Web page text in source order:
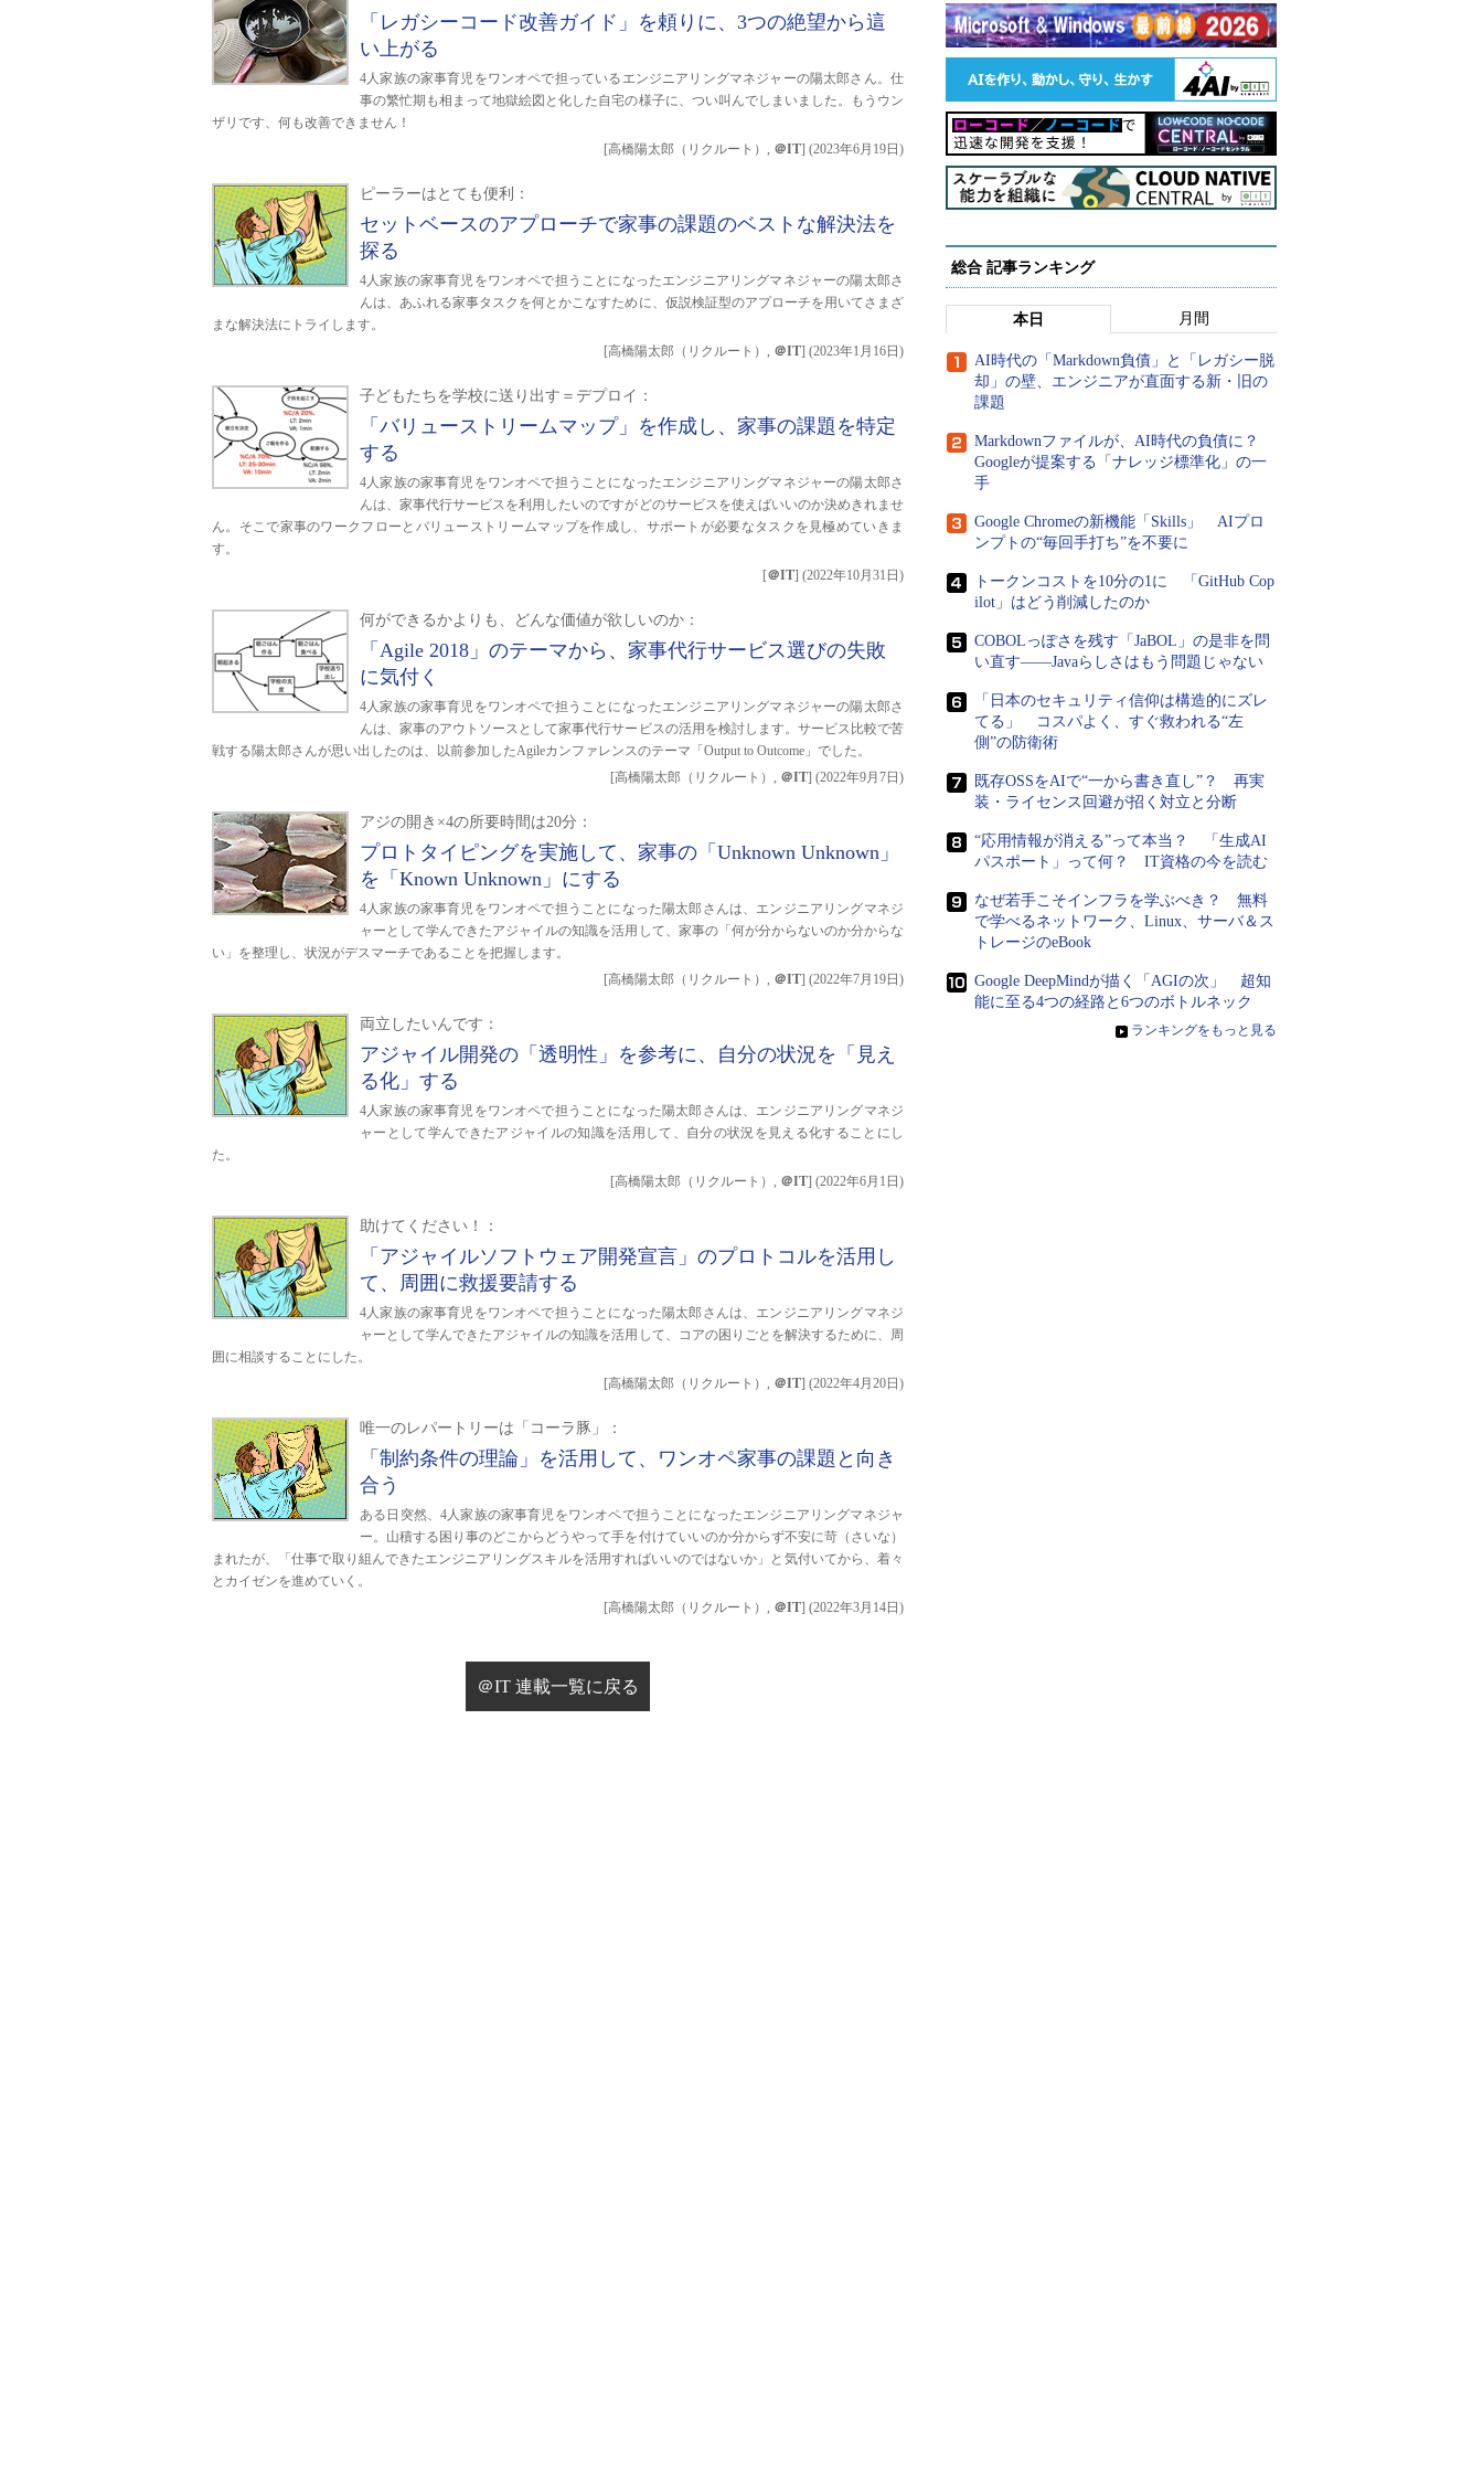
「レガシーコード改善ガイド」を頼りに、3つの絶望から這
い上がる
4人家族の家事育児をワンオペで担っているエンジニアリングマネジャーの陽太郎さん。仕
事の繁忙期も相まって地獄絵図と化した自宅の様子に、つい叫んでしまいました。もうウン
ザリです、何も改善できません！
[高橋陽太郎（リクルート）, ＠IT] (2023年6月19日 )
ピーラーはとても便利：
セットベースのアプローチで家事の課題のベストな解決法を
探る
4人家族の家事育児をワンオペで担うことになったエンジニアリングマネジャーの陽太郎さ
んは、あふれる家事タスクを何とかこなすために、仮説検証型のアプローチを用いてさまざ
まな解決法にトライします。
[高橋陽太郎（リクルート）, ＠IT] (2023年1月16日 )
子どもたちを学校に送り出す＝デプロイ：
「バリューストリームマップ」を作成し、家事の課題を特定
する
4人家族の家事育児をワンオペで担うことになったエンジニアリングマネジャーの陽太郎さ
んは、家事代行サービスを利用したいのですがどのサービスを使えばいいのか決めきれませ
ん。そこで家事のワークフローとバリューストリームマップを作成し、サポートが必要なタスクを見極めていきま
す。
[＠IT] (2022年10月31日 )
何ができるかよりも、どんな価値が欲しいのか：
「Agile 2018」のテーマから、家事代行サービス選びの失敗
に気付く
4人家族の家事育児をワンオペで担うことになったエンジニアリングマネジャーの陽太郎さ
んは、家事のアウトソースとして家事代行サービスの活用を検討します。サービス比較で苦
戦する陽太郎さんが思い出したのは、以前参加したAgileカンファレンスのテーマ「Output to Outcome」でした。
[高橋陽太郎（リクルート）, ＠IT] (2022年9月7日 )
アジの開き×4の所要時間は20分：
プロトタイピングを実施して、家事の「Unknown Unknown」
を「Known Unknown」にする
4人家族の家事育児をワンオペで担うことになった陽太郎さんは、エンジニアリングマネジ
ャーとして学んできたアジャイルの知識を活用して、家事の「何が分からないのか分からな
い」を整理し、状況がデスマーチであることを把握します。
[高橋陽太郎（リクルート）, ＠IT] (2022年7月19日 )
両立したいんです：
アジャイル開発の「透明性」を参考に、自分の状況を「見え
る化」する
4人家族の家事育児をワンオペで担うことになった陽太郎さんは、エンジニアリングマネジ
ャーとして学んできたアジャイルの知識を活用して、自分の状況を見える化することにし
た。
[高橋陽太郎（リクルート）, ＠IT] (2022年6月1日 )
助けてください！：
「アジャイルソフトウェア開発宣言」のプロトコルを活用し
て、周囲に救援要請する
4人家族の家事育児をワンオペで担うことになった陽太郎さんは、エンジニアリングマネジ
ャーとして学んできたアジャイルの知識を活用して、コアの困りごとを解決するために、周
囲に相談することにした。
[高橋陽太郎（リクルート）, ＠IT] (2022年4月20日 )
唯一のレパートリーは「コーラ豚」：
「制約条件の理論」を活用して、ワンオペ家事の課題と向き
合う
ある日突然、4人家族の家事育児をワンオペで担うことになったエンジニアリングマネジャ
ー。山積する困り事のどこからどうやって手を付けていいのか分からず不安に苛（さいな）
まれたが、「仕事で取り組んできたエンジニアリングスキルを活用すればいいのではないか」と気付いてから、着々
とカイゼンを進めていく。
[高橋陽太郎（リクルート）, ＠IT] (2022年3月14日 )
＠IT 連載一覧に戻る
総合 記事ランキング
本日 月間
AI時代の「Markdown負債」と「レガシー脱
却」の壁、エンジニアが直面する新・旧の
課題
Markdownファイルが、AI時代の負債に？
Googleが提案する「ナレッジ標準化」の一
手
Google Chromeの新機能「Skills」 AIプロ
ンプトの“毎回手打ち”を不要に
トークンコストを10分の1に 「GitHub Cop
ilot」はどう削減したのか
COBOLっぽさを残す「JaBOL」の是非を問
い直す――Javaらしさはもう問題じゃない
「日本のセキュリティ信仰は構造的にズレ
てる」 コスパよく、すぐ救われる“左
側”の防衛術
既存OSSをAIで“一から書き直し”？ 再実
装・ライセンス回避が招く対立と分断
“応用情報が消える”って本当？ 「生成AI
パスポート」って何？ IT資格の今を読む
なぜ若手こそインフラを学ぶべき？ 無料
で学べるネットワーク、Linux、サーバ＆ス
トレージのeBook
Google DeepMindが描く「AGIの次」 超知
能に至る4つの経路と6つのボトルネック
» ランキングをもっと見る